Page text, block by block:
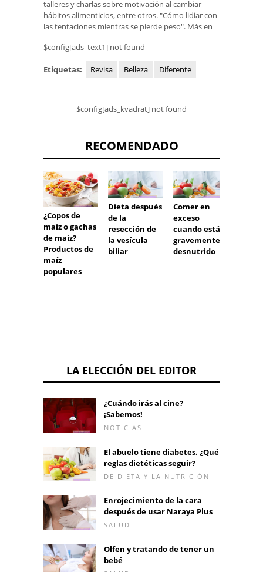
talleres y charlas sobre motivación al cambiar
hábitos alimenticios, entre otros. "Cómo lidiar con
las tentaciones mientras se pierde peso". Más en
$config[ads_text1] not found
Etiquetas: Revisa Belleza Diferente
$config[ads_kvadrat] not found
RECOMENDADO
¿Copos de
maíz o gachas
de maíz?
Productos de
maíz
populares
Dieta después
de la
resección de
la vesícula
biliar
Comer en
exceso
cuando está
gravemente
desnutrido
LA ELECCIÓN DEL EDITOR
¿Cuándo irás al cine?
¡Sabemos!
NOTICIAS
El abuelo tiene diabetes. ¿Qué
reglas dietéticas seguir?
DE DIETA Y LA NUTRICIÓN
Enrojecimiento de la cara
después de usar Naraya Plus
SALUD
Olfen y tratando de tener un
bebé